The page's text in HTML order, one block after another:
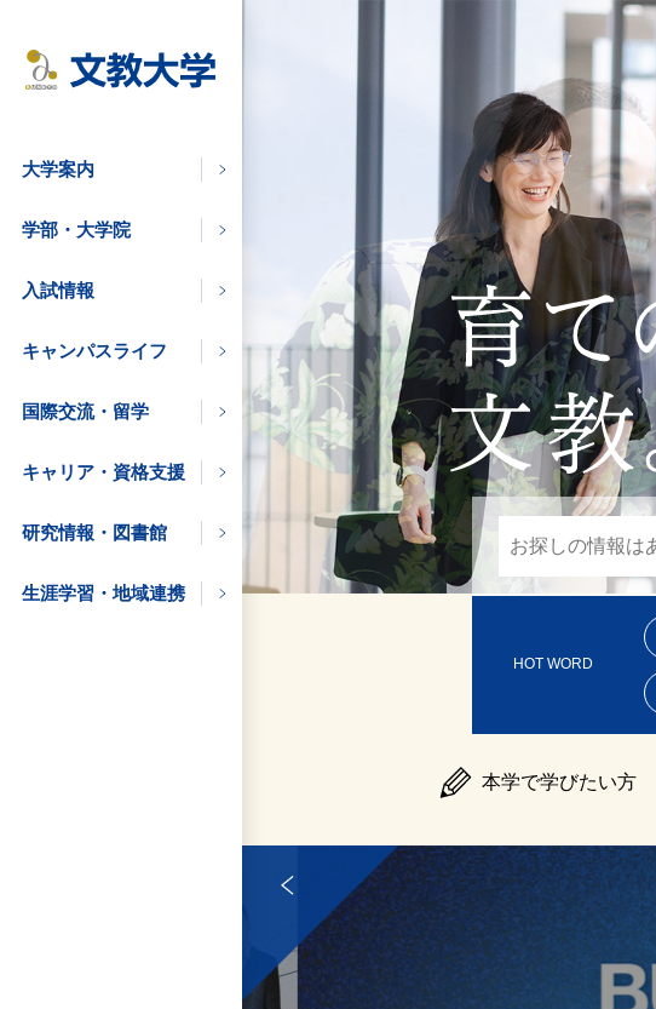
大学案内
学部・大学院
入試情報
キャンパスライフ
国際交流・留学
キャリア・資格支援
研究情報・図書館
生涯学習・地域連携
びたい方
HOT WORD
本学で学びたい方